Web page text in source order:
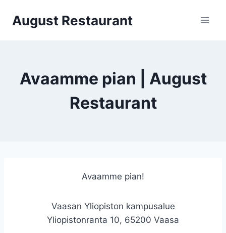
sisältöön
August Restaurant
Avaamme pian | August
Restaurant
Avaamme pian!
Vaasan Yliopiston kampusalue
Yliopistonranta 10, 65200 Vaasa